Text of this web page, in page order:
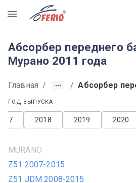
R
Абсорбер переднего
Мурано 2011 года
Главная / / Абсорбер
ГОД ВЫПУСКА
2020
2019
2018
MURANO
Z51 2007-2015
Z51 JDM 2008-2015